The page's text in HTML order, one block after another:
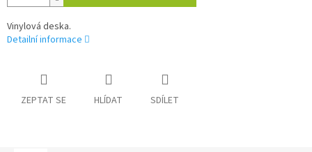
Vinylová deska.
Detailní informace
ZEPTAT SE HLÍDAT SDÍLET